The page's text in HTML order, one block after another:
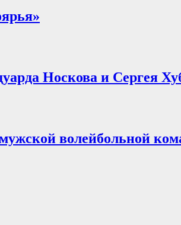
Носкова и Сергея
волейбольной